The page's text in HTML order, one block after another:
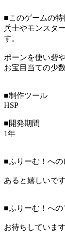
■このゲームの
兵士やモンスタ
す。
ポーンを使い砦
お宝目当ての少
■制作ツール
HSP
■開発期間
1年
■ふりーむ！へ
あると嬉しいです
■ふりーむ！へ
お待ちしています